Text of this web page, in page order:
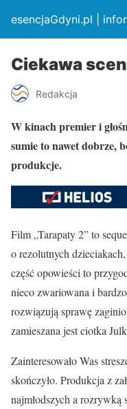
esencjaGdyni.pl |
Ciekawa
Redakcja
W kinach premier i
sumie to nawet dobrze,
produkcje.
Film „Tarapaty 2” to
o rezolutnych
część opowieści to
nieco zwariowana i
rozwiązują sprawę
zamieszana jest ciotka
Zainteresowało Was
skończyło. Produkcja z
najmłodszych a rozrywką